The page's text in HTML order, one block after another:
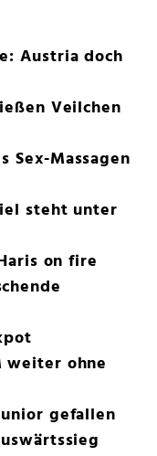
Austria doch
Veilchen
Sex-Massagen
steht unter
on fire
weiter ohne
gefallen